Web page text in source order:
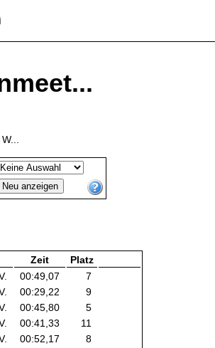
Zeit
Platz
00:49,07
7
00:29,22
9
00:45,80
5
00:41,33
11
00:52,17
8